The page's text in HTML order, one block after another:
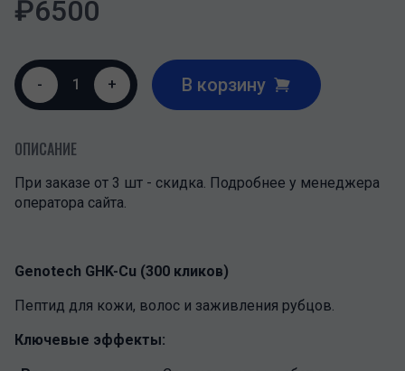
₽6500
- 1 + В корзину
ОПИСАНИЕ
При заказе от 3 шт - скидка. Подробнее у менеджера
оператора сайта.
Genotech GHK-Cu (300 кликов)
Пептид для кожи, волос и заживления рубцов.
Ключевые эффекты: